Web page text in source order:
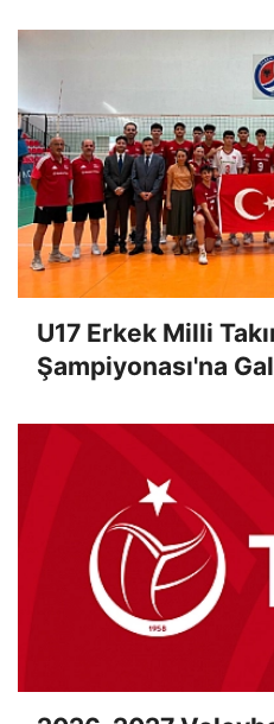
Şampiyonası'na